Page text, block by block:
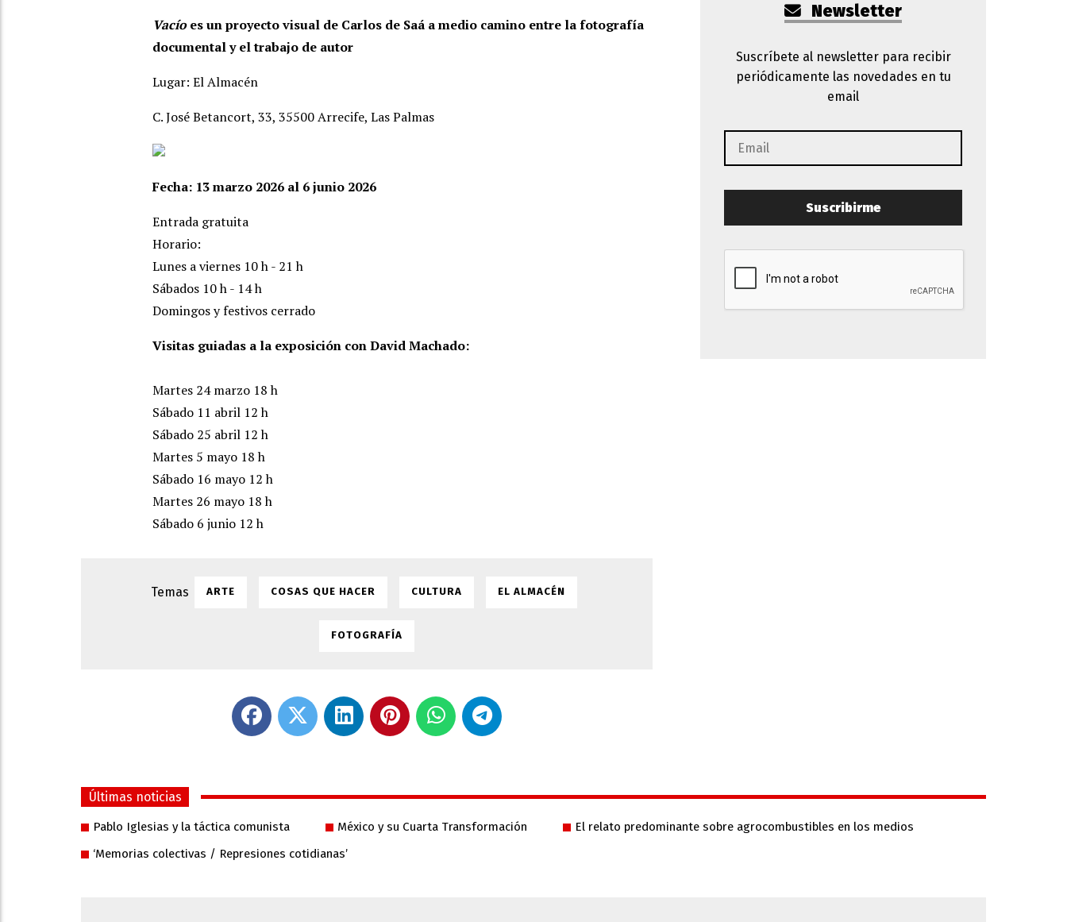
Vacío es un proyecto visual de Carlos de Saá a medio camino entre la fotografía
documental y el trabajo de autor
Lugar: El Almacén
C. José Betancort, 33, 35500 Arrecife, Las Palmas
Fecha: 13 marzo 2026 al 6 junio 2026
Entrada gratuita
Horario:
Lunes a viernes 10 h - 21 h
Sábados 10 h - 14 h
Domingos y festivos cerrado
Visitas guiadas a la exposición con David Machado:
Martes 24 marzo 18 h
Sábado 11 abril 12 h
Sábado 25 abril 12 h
Martes 5 mayo 18 h
Sábado 16 mayo 12 h
Martes 26 mayo 18 h
Sábado 6 junio 12 h
ARTE COSAS QUE HACER CULTURA EL ALMACÉN
FOTOGRAFÍA
Últimas noticias
Pablo Iglesias y la táctica comunista México y su Cuarta Transformación
El relato predominante sobre agrocombustibles en los medios
‘Memorias colectivas / Represiones cotidianas’
Newsletter
Suscríbete al newsletter para recibir
periódicamente las novedades en tu
email
Suscribirme